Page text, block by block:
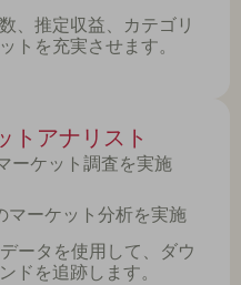
、推定収益、カテゴリ
トを充実させます。
トアナリスト
ーケット調査を実施
マーケット分析を実施
ータを使用して、ダウ
ドを追跡します。